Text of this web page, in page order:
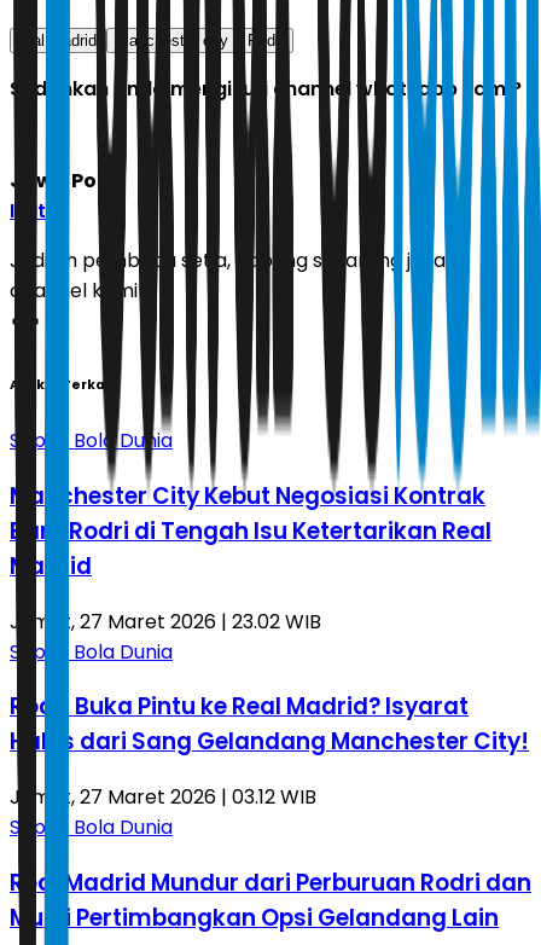
real madrid manchester city Rodri
Sudahkah Anda mengikuti channel whatsapp kami?
Jawa Pos
Ikuti
Jadilah pembaca setia, gabung sekarang juga di
channel kami!
Artikel Terkait
Sepak Bola Dunia
Manchester City Kebut Negosiasi Kontrak
Baru Rodri di Tengah Isu Ketertarikan Real
Madrid
Jumat, 27 Maret 2026 | 23.02 WIB
Sepak Bola Dunia
Rodri Buka Pintu ke Real Madrid? Isyarat
Halus dari Sang Gelandang Manchester City!
Jumat, 27 Maret 2026 | 03.12 WIB
Sepak Bola Dunia
Real Madrid Mundur dari Perburuan Rodri dan
Mulai Pertimbangkan Opsi Gelandang Lain